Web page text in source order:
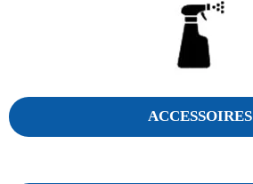
ACCESSOIRES